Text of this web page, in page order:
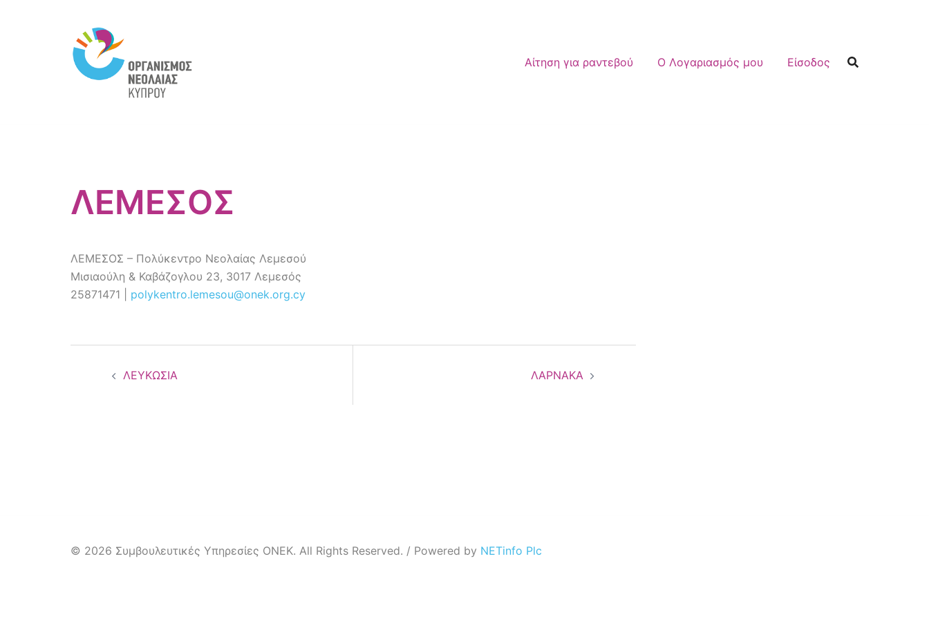
Αίτηση για ραντεβού
Ο Λογαριασμός μου Είσοδος
ΛΕΜΕΣΟΣ
ΛΕΜΕΣΟΣ – Πολύκεντρο Νεολαίας Λεμεσού
Μισιαούλη & Καβάζογλου 23, 3017 Λεμεσός
25871471 | polykentro.lemesou@onek.org.cy
navigation
ΛΕΥΚΩΣΙΑ ΛΑΡΝΑΚΑ
© 2026 Συμβουλευτικές Υπηρεσίες ΟΝΕΚ. All Rights Reserved. / Powered by NETinfo Plc